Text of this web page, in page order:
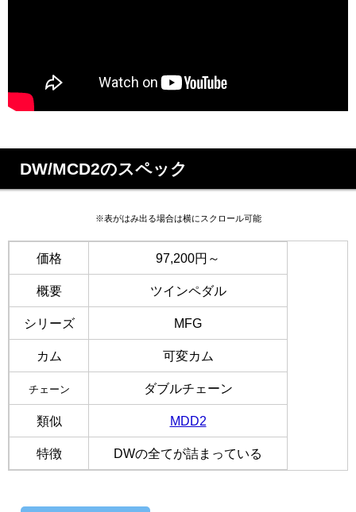
DW/MCD2のスペック
※表がはみ出る場合は横にスクロール可能
価格 97,200円～
概要 ツインペダル
シリーズ MFG
カム 可変カム
チェーン ダブルチェーン
類似 MDD2
特徴 DWの全てが詰まっている